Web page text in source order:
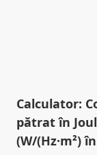
Calculator:
pătrat în
(W/(Hz·m²) în